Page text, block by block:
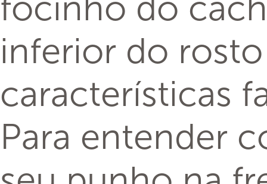
inferior do
características
Para entender